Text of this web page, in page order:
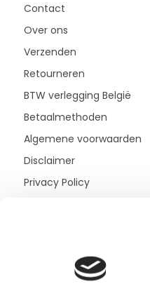
Contact
Over ons
Verzenden
Retourneren
BTW verlegging België
Betaalmethoden
Algemene voorwaarden
Disclaimer
Privacy Policy